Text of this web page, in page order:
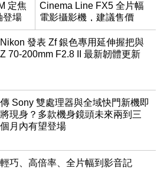
定焦
登場
Cinema Line FX5 全片幅
電影攝影機，建議售價
NT$144,980
Nikon 發表 Zf 銀色專用延伸握把與
Z 70-200mm F2.8 II 最新韌體更新
傳 Sony 雙處理器與全域快門新機即
將現身？多款機身鏡頭未來兩到三
個月內有望登場
輕巧、高倍率、全片幅到影音記